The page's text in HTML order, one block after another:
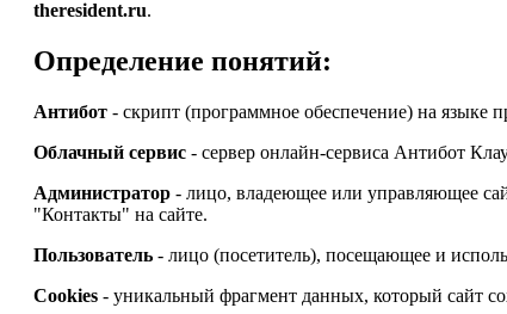
theresident.ru.
Определение понятий:
Антибот - скрипт (программное обеспечение) на языке
Облачный сервис - сервер онлайн-сервиса Антибот
Администратор - лицо, владеющее или управляющее
"Контакты" на сайте.
Пользователь - лицо (посетитель), посещающее и
Cookies - уникальный фрагмент данных, который сайт